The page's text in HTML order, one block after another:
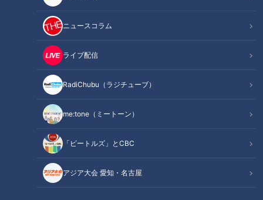
ニュースコラム
ライブ配信
RadiChubu（ラジチューブ）
me:tone（ミートーン）
「ビートルズ」とCBC
アジア大会 愛知・名古屋
ない。スピードがアップしてる訳でもない。ただ、ひとつ言え
るのは、コントロールの不安が無くなったことが、自信に繋が
ったね」
「確かに、ツーシームに頼り過ぎない配球が決まりました
私、宮部が聞く。
「いや、カッコつけてコーナーコーナーで抑えようとかが、無
くなっただけ。意表を突いた内角がたまたま決まるのもイイけ
ど、だいたい抑えているのは、真ん中近辺ですよ」